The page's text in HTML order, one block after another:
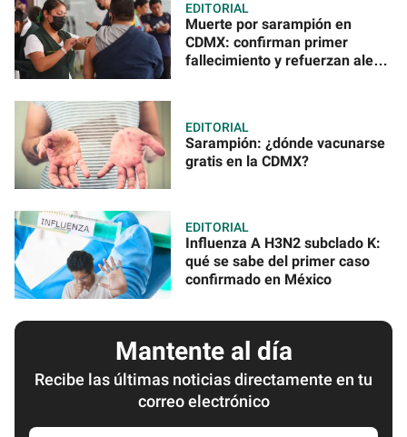
EDITORIAL
Muerte por sarampión en
CDMX: confirman primer
fallecimiento y refuerzan alerta
EDITORIAL
Sarampión: ¿dónde vacunarse
gratis en la CDMX?
EDITORIAL
Influenza A H3N2 subclado K:
qué se sabe del primer caso
confirmado en México
Mantente al día
Recibe las últimas noticias directamente en tu
correo electrónico